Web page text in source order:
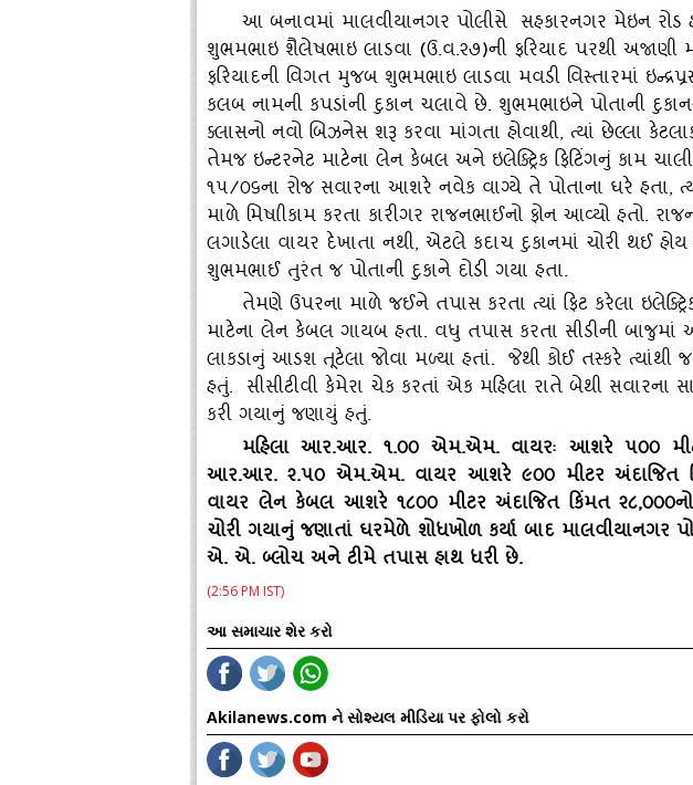
આ બનાવમાં માલવીયાનગર પોલીસે સહકારનગર મેઇન રોડ
શુભમભાઇ શૈલેષભાઇ લાડવા (ઉ.વ.૨૭)ની ફરિયાદ પરથી અજાણી
ફરિયાદની વિગત મુજબ શુભમભાઇ લાડવા મવડી વિસ્‍તારમાં
કલબ નામની કપડાંની દુકાન ચલાવે છે. શુભમભાઇને પોતાની
ક્‍લાસનો નવો બિઝનેસ શરૂ કરવા માંગતા હોવાથી, ત્‍યાં છેલ્લા
તેમજ ઇન્‍ટરનેટ માટેના લેન કેબલ અને ઇલેક્‍ટ્રિક ફિટિંગનું કામ
૧૫/૦૬ના રોજ સવારના આશરે નવેક વાગ્‍યે તે પોતાના ઘરે હતા,
માળે મિષાીકામ કરતા કારીગર રાજનભાઈનો ફોન આવ્‍યો હતો.
લગાડેલા વાયર દેખાતા નથી, એટલે કદાચ દુકાનમાં ચોરી થઈ
શુભમભાઈ તુરંત જ પોતાની દુકાને દોડી ગયા હતા.
તેમણે ઉપરના માળે જઈને તપાસ કરતા ત્‍યાં ફિટ કરેલા
માટેના લેન કેબલ ગાયબ હતા. વધુ તપાસ કરતા સીડીની
લાકડાનું આડશ તૂટેલા જોવા મળ્‍યા હતાં. જેથી કોઈ તસ્‍કરે ત્‍યાંથી
હતું. સીસીટીવી કેમેરા ચેક કરતાં એક મહિલા રાતે બેથી સવારના
કરી ગયાનું જણાયું હતું.
મહિલા આર.આર. ૧.૦૦ એમ.એમ. વાયરઃ આશરે ૫૦૦
આર.આર. ૨.૫૦ એમ.એમ. વાયર આશરે ૯૦૦ મીટર અંદાજિત
વાયર લેન કેબલ આશરે ૧૮૦૦ મીટર અંદાજિત કિંમત
ચોરી ગયાનું જણાતાં ઘરમેળે શોધખોળ કર્યા બાદ
એ. એ. બ્‍લોચ અને ટીમે તપાસ હાથ ધરી છે.
(2:56 PM IST)
આ સમાચાર શેર કરો
Akilanews.com ને સોશ્યલ મીડિયા પર ફોલો કરો